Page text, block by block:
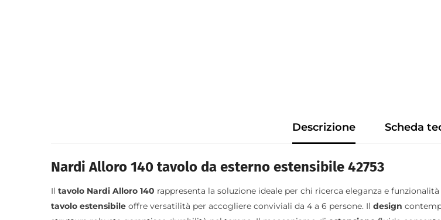
Descrizione Scheda
Nardi Alloro 140 tavolo da esterno estensibile 42753
Il tavolo Nardi Alloro 140 rappresenta la soluzione ideale per chi ricerca eleganza e
tavolo estensibile offre versatilità per accogliere conviviali da 4 a 6 persone. Il design